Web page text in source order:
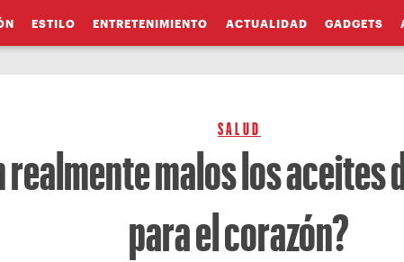
ESTILO ENTRETENIMIENTO ACTUALIDAD GADGETS
SALUD
realmente malos los aceites
para el corazón?